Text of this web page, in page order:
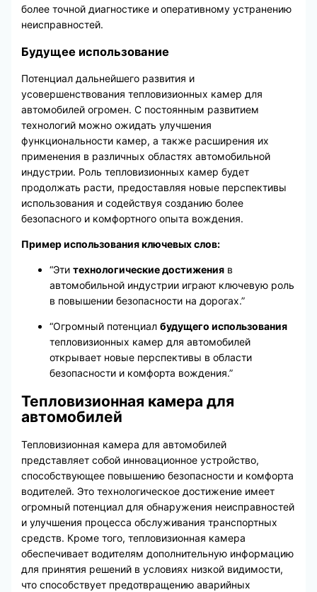
более точной диагностике и оперативному устранению
неисправностей.
Будущее использование
Потенциал дальнейшего развития и
усовершенствования тепловизионных камер для
автомобилей огромен. С постоянным развитием
технологий можно ожидать улучшения
функциональности камер, а также расширения их
применения в различных областях автомобильной
индустрии. Роль тепловизионных камер будет
продолжать расти, предоставляя новые перспективы
использования и содействуя созданию более
безопасного и комфортного опыта вождения.
Пример использования ключевых слов:
“Эти технологические достиженияв
автомобильной индустрии играют ключевую роль
в повышении безопасности на дорогах.”
“Огромный потенциал будущего использования
тепловизионных камер для автомобилей
открывает новые перспективы в области
безопасности и комфорта вождения.”
Тепловизионная камера для
автомобилей
Тепловизионная камера для автомобилей
представляет собой инновационное устройство,
способствующее повышению безопасности и комфорта
водителей. Это технологическое достижение имеет
огромный потенциал для обнаружения неисправностей
и улучшения процесса обслуживания транспортных
средств. Кроме того, тепловизионная камера
обеспечивает водителям дополнительную информацию
для принятия решений в условиях низкой видимости,
что способствует предотвращению аварийных